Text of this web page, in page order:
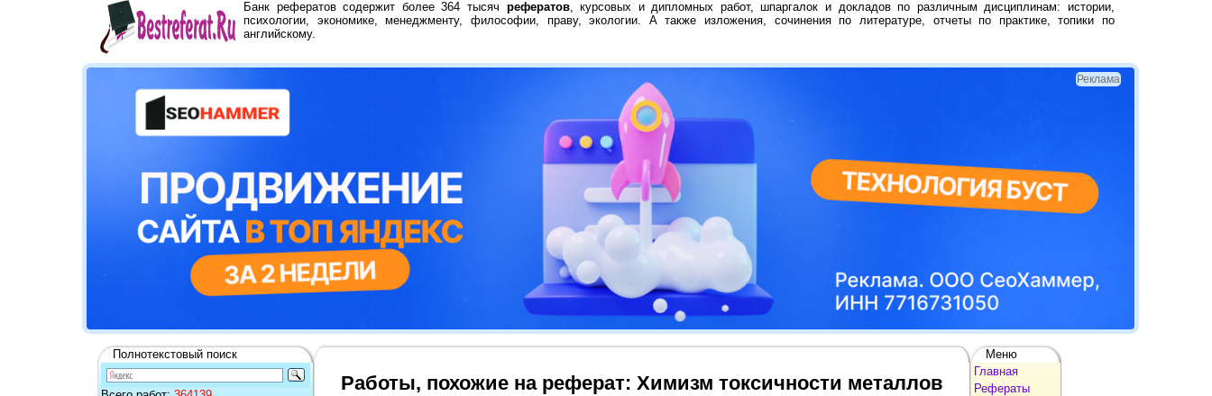
Банк рефератов содержит более 364 тысяч рефератов, курсовых и дипломных работ, шпаргалок и докладов по различным дисциплинам: истории,
психологии, экономике, менеджменту, философии, праву, экологии. А также изложения, сочинения по литературе, отчеты по практике, топики по
английскому.
Реклама
Полнотекстовый поиск
Работы, похожие на реферат: Химизм токсичности металлов
Меню
Главная
Рефераты